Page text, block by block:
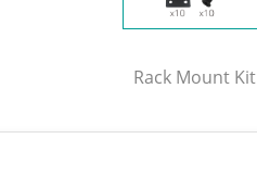
Rack Mount Kit